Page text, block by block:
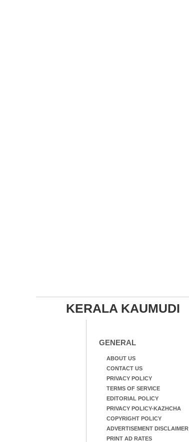
KERALA KAUMUDI
GENERAL
ABOUT US
CONTACT US
PRIVACY POLICY
TERMS OF SERVICE
EDITORIAL POLICY
PRIVACY POLICY-KAZHCHA
COPYRIGHT POLICY
ADVERTISEMENT DISCLAIMER
PRINT AD RATES